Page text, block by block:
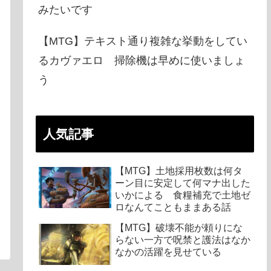
みたいです
【MTG】テキスト通り複雑な挙動をしてい
るカヴァエロ 掃除機は早めに使いましょ
う
人気記事
【MTG】土地採用枚数は何タ
ーン目に安定して何マナ出した
いかによる 食糧補充で土地ゼ
ロなんてこともままある話
【MTG】破壊不能が頼りにな
らない一方で呪禁と護法はなか
なかの活躍を見せている